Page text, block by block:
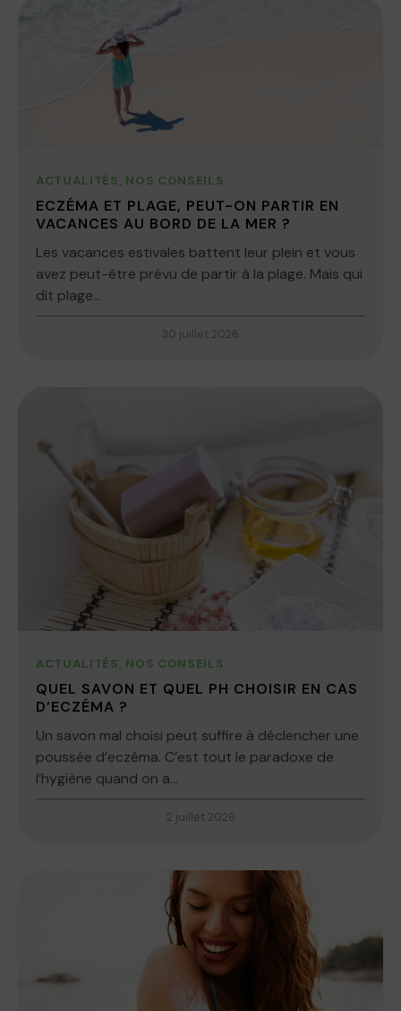
ACTUALITÉS, NOS CONSEILS
ECZÉMA ET PLAGE, PEUT-ON PARTIR EN
VACANCES AU BORD DE LA MER ?
Les vacances estivales battent leur plein et vous
avez peut-être prévu de partir à la plage. Mais qui
dit plage...
30 juillet 2026
ACTUALITÉS, NOS CONSEILS
QUEL SAVON ET QUEL PH CHOISIR EN CAS
D’ECZÉMA ?
Un savon mal choisi peut suffire à déclencher une
poussée d’eczéma. C’est tout le paradoxe de
l’hygiène quand on a...
2 juillet 2026